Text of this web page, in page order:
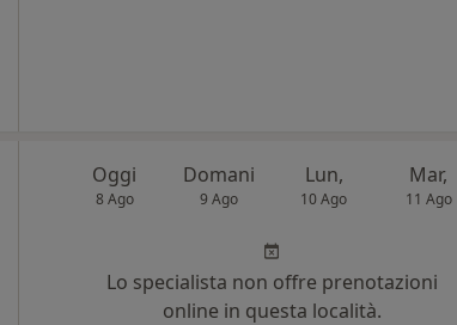
Oggi
8 Ago
Domani
9 Ago
Lun,
10 Ago
Mar,
11 Ago
Lo specialista non offre prenotazioni
online in questa località.